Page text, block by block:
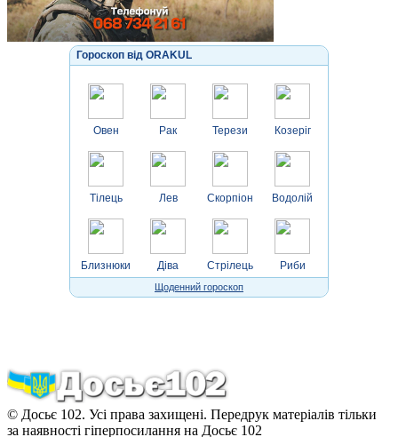
Гороскоп від ORAKUL
Овен
Тілець
Близнюки
Рак
Лев
Діва
Терези
Скорпіон
Стрілець
Козеріг
Водолій
Риби
Щоденний гороскоп
© Досьє 102. Усі права захищені. Передрук матеріалів тільки
за наявності гіперпосилання на Досьє 102